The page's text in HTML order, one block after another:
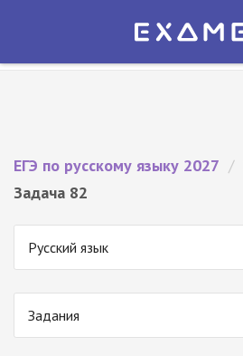
Экзамер — ЕГЭ 2027
ЕГЭ по русскому языку 2027 /
Задача 82
Русский язык
Задания